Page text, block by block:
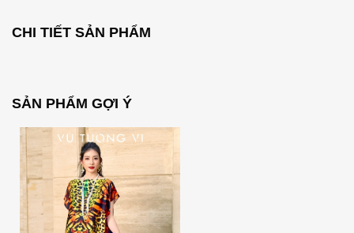
CHI TIẾT SẢN PHẨM
SẢN PHẨM GỢI Ý